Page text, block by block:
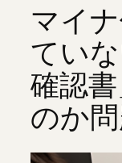
マイ
てい
確認
のか